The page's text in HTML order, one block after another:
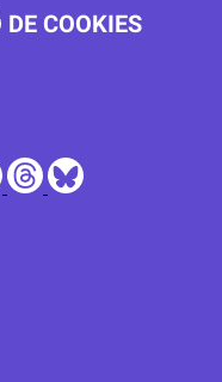
COOKIES